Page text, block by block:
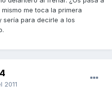
me toca la primera
sería para decirle a los
2011